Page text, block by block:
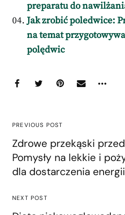
preparatu do
Jak zrobić poledwice:
na temat
polędwic
PREVIOUS POST
Zdrowe przekąski
Pomysły na lekkie i
dla dostarczenia energii
NEXT POST